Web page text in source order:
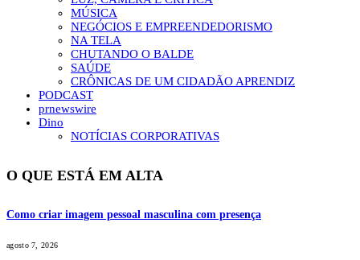
MÚSICA
NEGÓCIOS E EMPREENDEDORISMO
NA TELA
CHUTANDO O BALDE
SAÚDE
CRÔNICAS DE UM CIDADÃO APRENDIZ
PODCAST
prnewswire
Dino
NOTÍCIAS CORPORATIVAS
O QUE ESTÁ EM ALTA
Como criar imagem pessoal masculina com presença
agosto 7, 2026